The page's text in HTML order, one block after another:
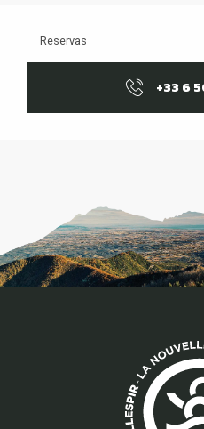
Reservas
+33 6